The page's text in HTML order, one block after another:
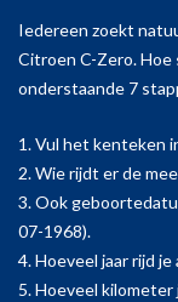
Iedereen zoekt
Citroen C-Zero. Hoe
onderstaande 7
1. Vul het kenteken
2. Wie rijdt er de
3. Ook
07-1968).
4. Hoeveel jaar rijd je
5. Hoeveel